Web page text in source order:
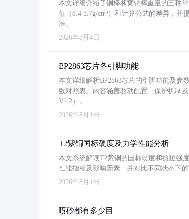
本文详细介绍了铜棒和黄铜棒重量的三种
值（8.4-8.7g/cm³）和计算公式的差异，并
准。
2026年8月4日
BP2863芯片各引脚功能
本文详细解析BP2863芯片的引脚功能及参
数对照表。内容涵盖驱动配置、保护机制
V1.2）。
2026年8月4日
T2紫铜国标硬度及力学性能分析
本文系统解读T2紫铜的国标硬度和抗拉强
性能指标及影响因素，并对比不同状态下
2026年8月4日
喷砂都有多少目